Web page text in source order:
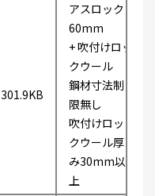
301.9KB
アスロック
60mm
+ 吹付けロッ
クウール
鋼材寸法制
限無し
吹付けロッ
クウール厚
み30mm以
上